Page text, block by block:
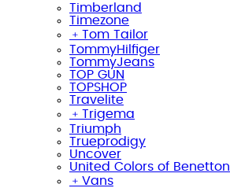
Timberland
Timezone
﹢ Tom Tailor
TommyHilfiger
TommyJeans
TOP GUN
TOPSHOP
Travelite
﹢ Trigema
Triumph
Trueprodigy
Uncover
United Colors of Benetton
﹢ Vans